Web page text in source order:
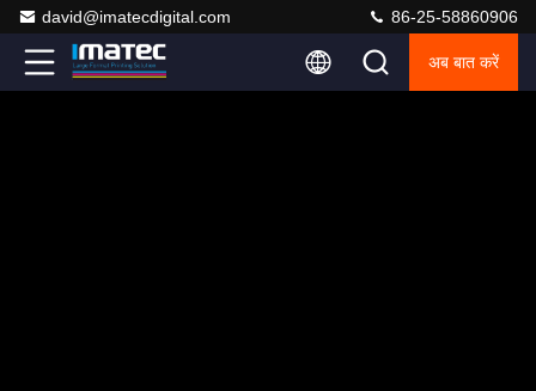
david@imatecdigital.com 86-25-58860906
अब बात करें